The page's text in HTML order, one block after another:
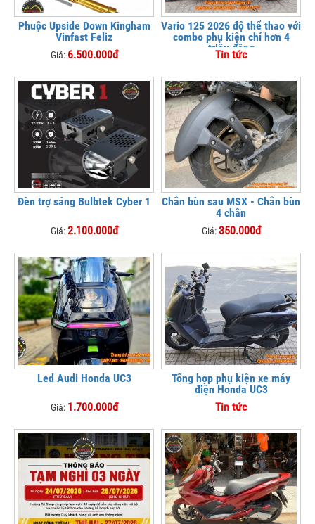
Phuộc Upside Down Kingham
Vinfast Feliz
Giá: 6.500.000đ
Vario 125 2026 độ thể thao với
combo phụ kiện chỉ hơn 4
triệu đồng
Tin tức
Đèn trợ sáng Bulbtek Cyber 1
Giá:2.100.000đ
Chắn bùn sau MSX - Chắn bùn
4 chân
Giá:350.000đ
Led Audi Honda UC3
Giá: 1.700.000đ
Tổng hợp phụ kiện xe máy
điện Honda UC3
Tin tức